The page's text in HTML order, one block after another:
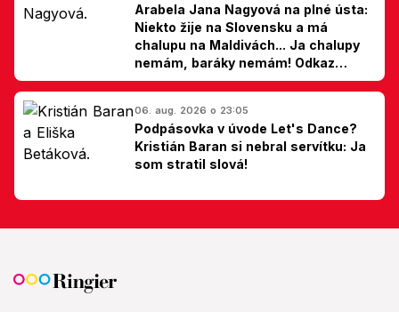
Arabela Jana Nagyová na plné ústa:
Niekto žije na Slovensku a má
chalupu na Maldivách... Ja chalupy
nemám, baráky nemám! Odkaz
Slovákom
06. aug. 2026 o 23:05
Podpásovka v úvode Let's Dance?
Kristián Baran si nebral servítku: Ja
som stratil slová!